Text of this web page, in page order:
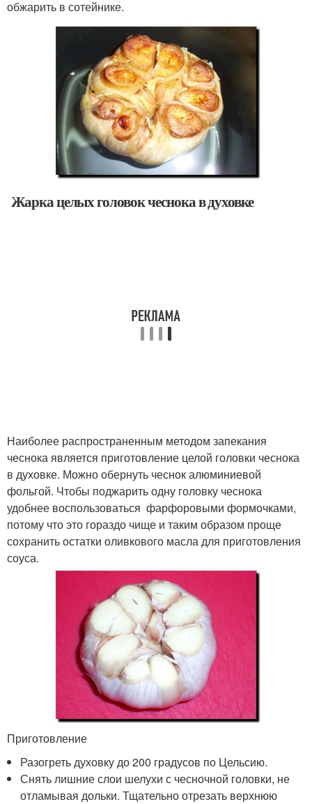
обжарить в сотейнике.
Жарка целых головок чеснока в духовке
Наиболее распространенным методом запекания
чеснока является приготовление целой головки чеснока
в духовке. Можно обернуть чеснок алюминиевой
фольгой. Чтобы поджарить одну головку чеснока
удобнее воспользоваться фарфоровыми формочками,
потому что это гораздо чище и таким образом проще
сохранить остатки оливкового масла для приготовления
соуса.
Приготовление
Разогреть духовку до 200 градусов по Цельсию.
Снять лишние слои шелухи с чесночной головки, не
отламывая дольки. Тщательно отрезать верхнюю